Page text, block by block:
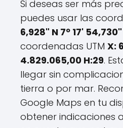
Si deseas ser más
puedes usar las
6,928" N 7º 17'
coordenadas UTM X:
4.829.065,00 H:29.
llegar sin
tierra o por mar.
Google Maps en tu
obtener indicaciones